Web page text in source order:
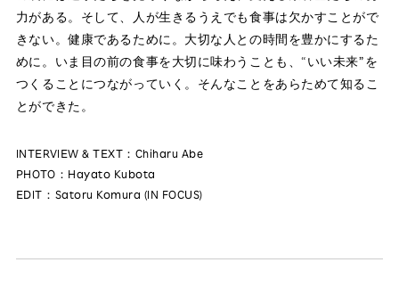
力がある。そして、人が生きるうえでも食事は欠かすことがで
きない。健康であるために。大切な人との時間を豊かにするた
めに。いま目の前の食事を大切に味わうことも、“いい未来”を
つくることにつながっていく。そんなことをあらためて知るこ
とができた。
INTERVIEW & TEXT：Chiharu Abe
PHOTO：Hayato Kubota
EDIT：Satoru Komura (IN FOCUS)